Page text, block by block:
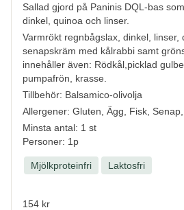
Sallad gjord på Paninis DQL-bas
dinkel, quinoa och linser.
Varmrökt regnbågslax, dinkel, linser,
senapskräm med kålrabbi samt
innehåller även: Rödkål,picklad
pumpafrön, krasse.
Tillbehör: Balsamico-olivolja
Allergener: Gluten, Ägg, Fisk,
Minsta antal: 1 st
Personer: 1p
Mjölkproteinfri Laktosfri
154 kr